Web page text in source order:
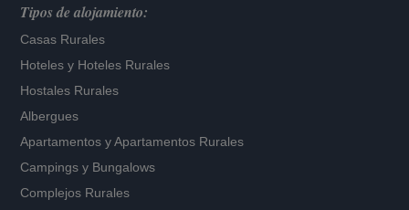
Tipos de alojamiento:
Casas Rurales
Hoteles y Hoteles Rurales
Hostales Rurales
Albergues
Apartamentos yApartamentos Rurales
Campings y Bungalows
Complejos Rurales